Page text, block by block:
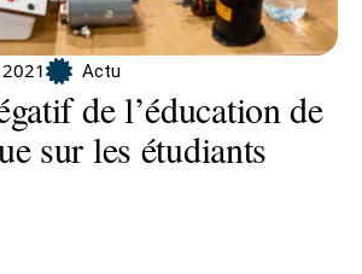
Actu
de l’éducation de
sur les étudiants